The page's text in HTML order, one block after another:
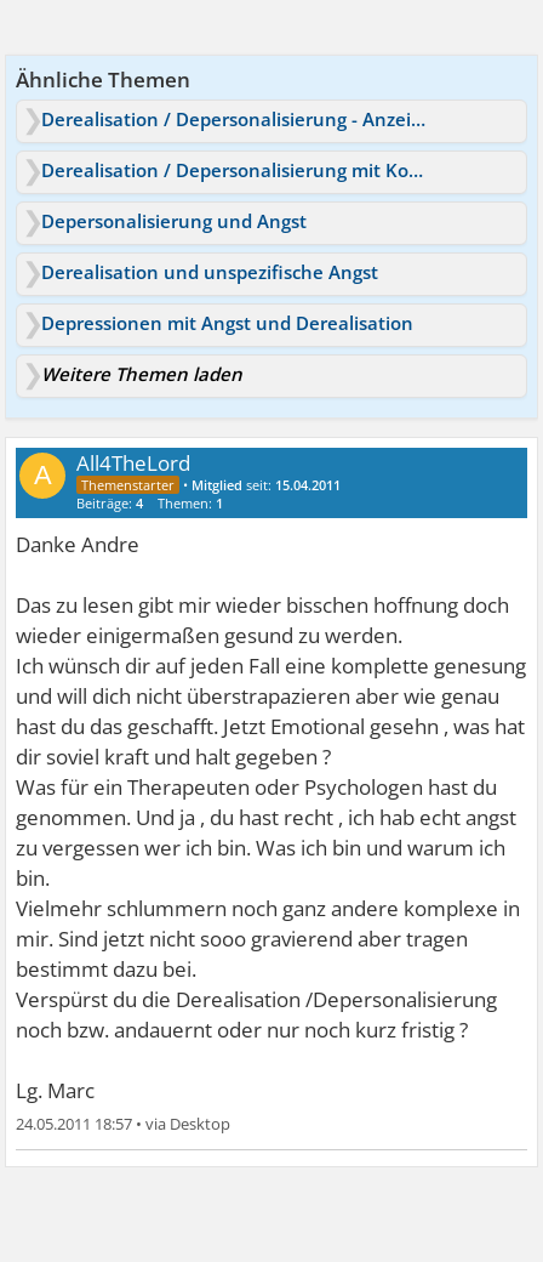
Ähnliche Themen
Derealisation / Depersonalisierung - Anzeichen
Derealisation / Depersonalisierung mit Kontrollversucht
Depersonalisierung und Angst
Derealisation und unspezifische Angst
Depressionen mit Angst und Derealisation
Weitere Themen laden
A All4TheLord
• Mitglied seit: 15.04.2011
Beiträge:4 Themen: 1
Danke Andre
Das zu lesen gibt mir wieder bisschen hoffnung doch
wieder einigermaßen gesund zu werden.
Ich wünsch dir auf jeden Fall eine komplette genesung
und will dich nicht überstrapazieren aber wie genau
hast du das geschafft. Jetzt Emotional gesehn , was hat
dir soviel kraft und halt gegeben ?
Was für ein Therapeuten oder Psychologen hast du
genommen. Und ja , du hast recht , ich hab echt angst
zu vergessen wer ich bin. Was ich bin und warum ich
bin.
Vielmehr schlummern noch ganz andere komplexe in
mir. Sind jetzt nicht sooo gravierend aber tragen
bestimmt dazu bei.
Verspürst du die Derealisation /Depersonalisierung
noch bzw. andauernt oder nur noch kurz fristig ?
Lg. Marc
24.05.2011 18:57 •